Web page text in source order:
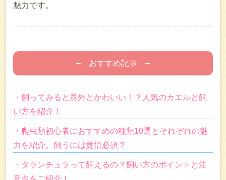
魅力です。
– おすすめ記事 –
・飼ってみると意外とかわいい！？人気のカエルと飼
い方を紹介！
・爬虫類初心者におすすめの種類10選とそれぞれの魅
力を紹介。飼うには覚悟必須？
・タランチュラって飼えるの？飼い方のポイントと注